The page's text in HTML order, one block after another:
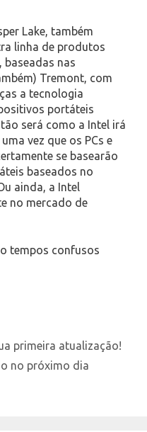
Lake, também
linha de produtos
baseadas nas
Tremont, com
a tecnologia
portáteis
será como a Intel irá
vez que os PCs e
se basearão
baseados no
ainda, a Intel
no mercado de
tempos confusos
primeira atualização!
no próximo dia